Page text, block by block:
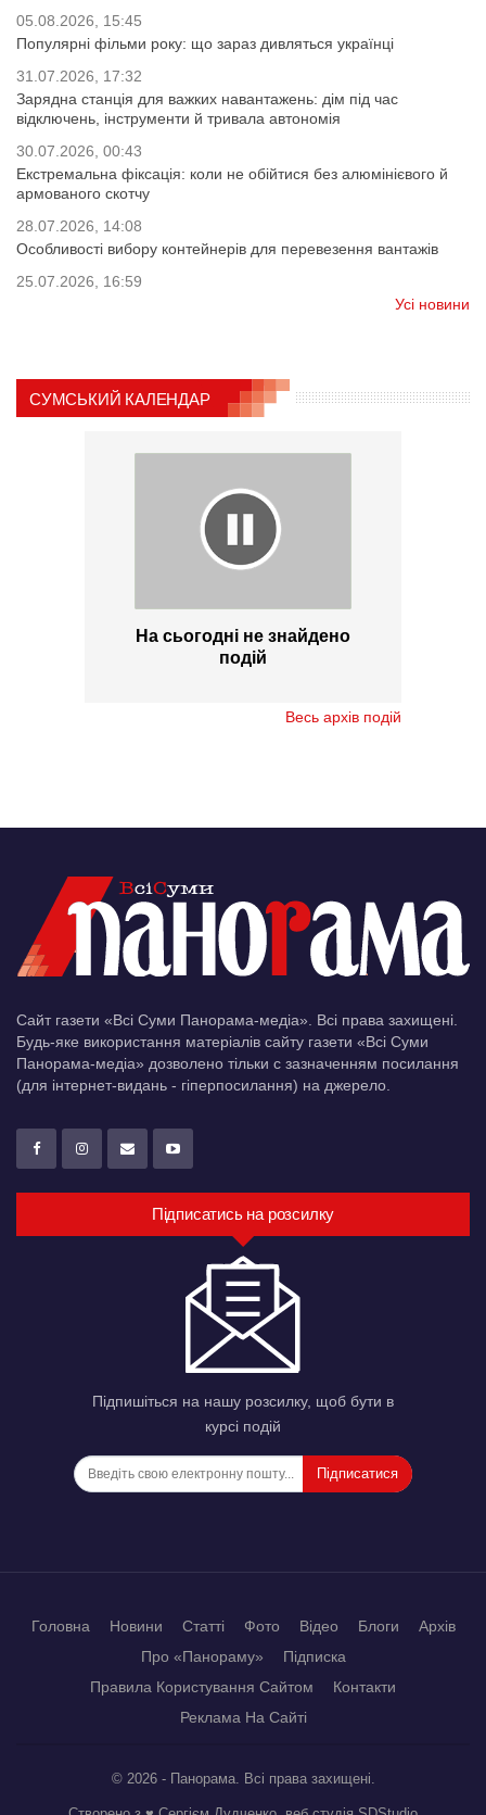
05.08.2026, 15:45
Популярні фільми року: що зараз дивляться українці
31.07.2026, 17:32
Зарядна станція для важких навантажень: дім під час
відключень, інструменти й тривала автономія
30.07.2026, 00:43
Екстремальна фіксація: коли не обійтися без алюмінієвого й
армованого скотчу
28.07.2026, 14:08
Особливості вибору контейнерів для перевезення вантажів
25.07.2026, 16:59
Усі новини
СУМСЬКИЙ КАЛЕНДАР
На сьогодні не знайдено
подій
Весь архів подій
Сайт газети «Всі Суми Панорама-медіа». Всі права захищені.
Будь-яке використання матеріалів сайту газети «Всі Суми
Панорама-медіа» дозволено тільки c зазначенням посилання
(для інтернет-видань - гіперпосилання) на джерело.
Підписатись на розсилку
Підпишіться на нашу розсилку, щоб бути в
курсі подій
Підписатися
Головна Новини Статті Фото Відео Блоги
Архів
Про «Панораму»
Підписка
Правила Користування Сайтом
Контакти
Реклама На Сайті
© 2026 - Панорама. Всі права захищені.